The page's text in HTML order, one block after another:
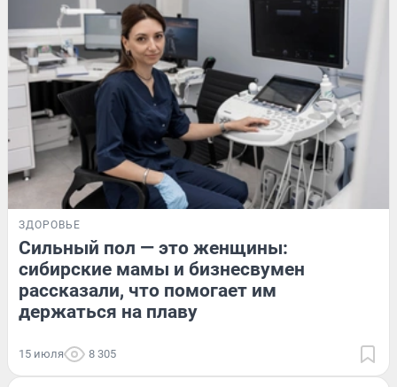
ЗДОРОВЬЕ
Сильный пол — это женщины:
сибирские мамы и бизнесвумен
рассказали, что помогает им
держаться на плаву
15 июля 8 305